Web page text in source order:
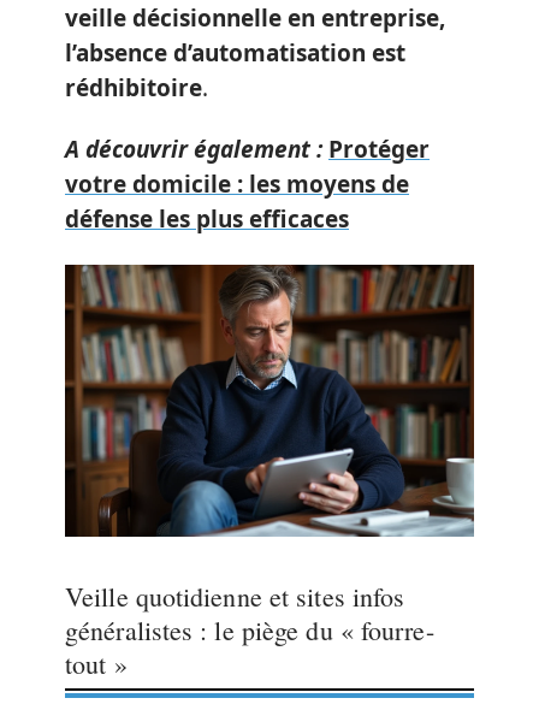
veille décisionnelle en entreprise,
l’absence d’automatisation est
rédhibitoire.
A découvrir également : Protéger
votre domicile : les moyens de
défense les plus efficaces
Veille quotidienne et sites infos
généralistes : le piège du « fourre-
tout »